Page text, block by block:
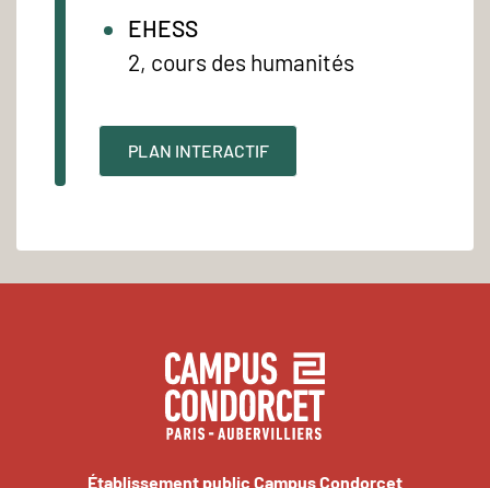
EHESS
2, cours des humanités
PLAN INTERACTIF
Établissement public Campus Condorcet